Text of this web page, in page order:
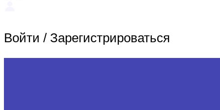
Войти / Зарегистрироваться